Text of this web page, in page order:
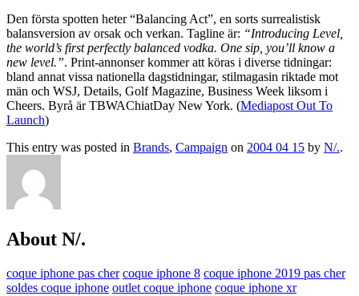
Den första spotten heter “Balancing Act”, en sorts surrealistisk
balansversion av orsak och verkan. Tagline är: “Introducing Level,
the world’s first perfectly balanced vodka. One sip, you’ll know a
new level.”. Print-annonser kommer att köras i diverse tidningar:
bland annat vissa nationella dagstidningar, stilmagasin riktade mot
män och WSJ, Details, Golf Magazine, Business Week liksom i
Cheers. Byrå är TBWAChiatDay New York. (Mediapost Out To
Launch)
This entry was posted in Brands, Campaign on 2004 04 15 by N/..
About N/.
coque iphone pas cher coque iphone 8 coque iphone 2019 pas cher
soldes coque iphone outlet coque iphone coque iphone xr